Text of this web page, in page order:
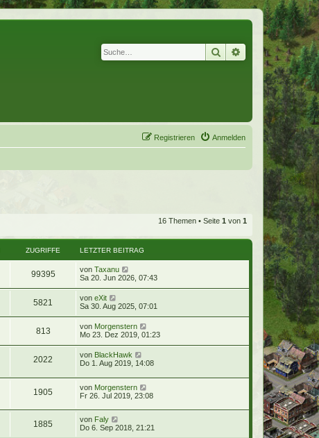
Suche Erweiterte Suche
Anmelden
Registrieren
16 Themen • Seite 1 von 1
ZUGRIFFE LETZTER BEITRAG
99395 von Taxanu
Sa 20. Jun 2026, 07:43
5821 von eXit
Sa 30. Aug 2025, 07:01
813 von Morgenstern
Mo 23. Dez 2019, 01:23
2022 von BlackHawk
Do 1. Aug 2019, 14:08
1905 von Morgenstern
Fr 26. Jul 2019, 23:08
1885 von Faly
Do 6. Sep 2018, 21:21